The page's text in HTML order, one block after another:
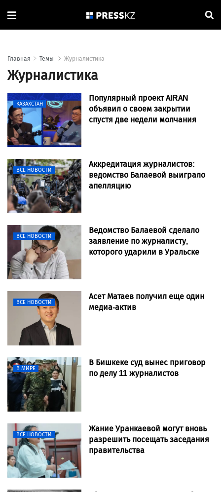
Главная Темы Журналистика
Журналистика
КАЗАХСТАН
Популярный проект AIRAN
объявил о своем закрытии
спустя две недели молчания
ВСЕ НОВОСТИ
Аккредитация журналистов:
ведомство Балаевой выиграло
апелляцию
ВСЕ НОВОСТИ
Ведомство Балаевой сделало
заявление по журналисту,
которого ударили в Уральске
ВСЕ НОВОСТИ
Асет Матаев получил еще один
медиа-актив
В МИРЕ
В Бишкеке суд вынес приговор
по делу 11 журналистов
ВСЕ НОВОСТИ
Жание Уранкаевой могут вновь
разрешить посещать заседания
правительства